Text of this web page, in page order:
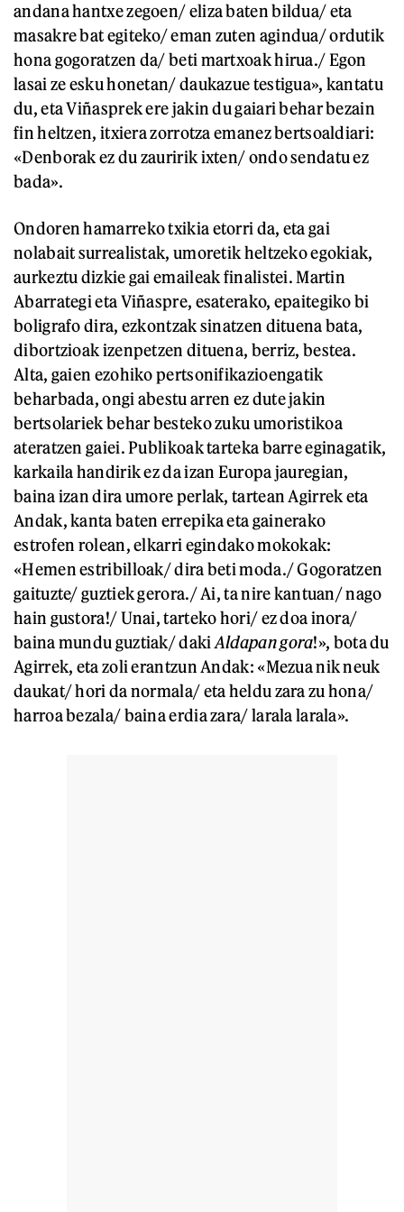
andana hantxe zegoen/ eliza baten bildua/ eta
masakre bat egiteko/ eman zuten agindua/ ordutik
hona gogoratzen da/ beti martxoak hirua./ Egon
lasai ze esku honetan/ daukazue testigua», kantatu
du, eta Viñasprek ere jakin du gaiari behar bezain
fin heltzen, itxiera zorrotza emanez bertsoaldiari:
«Denborak ez du zauririk ixten/ ondo sendatu ez
bada».
Ondoren hamarreko txikia etorri da, eta gai
nolabait surrealistak, umoretik heltzeko egokiak,
aurkeztu dizkie gai emaileak finalistei. Martin
Abarrategi eta Viñaspre, esaterako, epaitegiko bi
boligrafo dira, ezkontzak sinatzen dituena bata,
dibortzioak izenpetzen dituena, berriz, bestea.
Alta, gaien ezohiko pertsonifikazioengatik
beharbada, ongi abestu arren ez dute jakin
bertsolariek behar besteko zuku umoristikoa
ateratzen gaiei. Publikoak tarteka barre eginagatik,
karkaila handirik ez da izan Europa jauregian,
baina izan dira umore perlak, tartean Agirrek eta
Andak, kanta baten errepika eta gainerako
estrofen rolean, elkarri egindako mokokak:
«Hemen estribilloak/ dira beti moda./ Gogoratzen
gaituzte/ guztiek gerora./ Ai, ta nire kantuan/ nago
hain gustora!/ Unai, tarteko hori/ ez doa inora/
baina mundu guztiak/ daki Aldapan gora!», bota du
Agirrek, eta zoli erantzun Andak: «Mezua nik neuk
daukat/ hori da normala/ eta heldu zara zu hona/
harroa bezala/ baina erdia zara/ larala larala».